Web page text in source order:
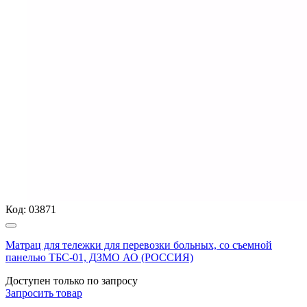
Код: 03871
Матрац для тележки для перевозки больных, со съемной
панелью ТБС-01, ДЗМО АО (РОССИЯ)
Доступен только по запросу
Запросить товар